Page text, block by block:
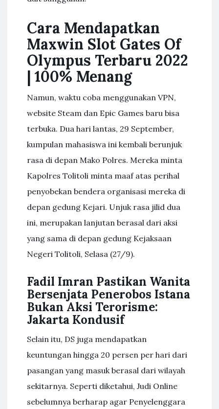
Cara Mendapatkan
Maxwin Slot Gates Of
Olympus Terbaru 2022
| 100% Menang
Namun, waktu coba menggunakan VPN,
website Steam dan Epic Games baru bisa
terbuka. Dua hari lantas, 29 September,
kumpulan mahasiswa ini kembali berunjuk
rasa di depan Mako Polres. Mereka minta
Kapolres Tolitoli minta maaf atas perihal
penyobekan bendera organisasi mereka di
depan gedung Kejari. Unjuk rasa jilid dua
ini, merupakan lanjutan berasal dari aksi
yang sama di depan gedung Kejaksaan
Negeri Tolitoli, Selasa (27/9).
Fadil Imran Pastikan Wanita
Bersenjata Penerobos Istana
Bukan Aksi Terorisme:
Jakarta Kondusif
Selain itu, DS juga mendapatkan
keuntungan hingga 20 persen per hari dari
pasangan yang masuk berasal dari wilayah
sekitarnya. Seperti diketahui, Judi Online
sebelumnya berharap agar Penyelenggara